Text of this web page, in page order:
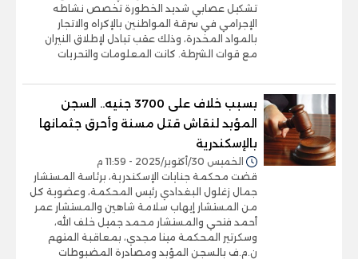
تشكيل عصابي شديد الخطورة تخصص نشاطه
الإجرامي في سرقة المواطنين بالإكراه والاتجار
بالمواد المخدرة، وذلك عقب تبادل لإطلاق النيران
مع قوات الشرطة. كانت المعلومات والتحريات
بسبب خلاف على 3700 جنيه.. السجن
المؤبد لنقاش قتل مسنة وأحرق جثمانها
بالإسكندرية
الخميس 30/أكتوبر/2025 - 11:59 م
قضت محكمة جنايات الإسكندرية، برئاسة المستشار
جمال زغلول البغدادي رئيس المحكمة، وعضوية كل
من المستشار إيهاب سلامة شاهين والمستشار عمر
أحمد فتحي والمستشار محمد جميل خلف الله،
وسكرتير المحكمة مينا مجدي، بمعاقبة المتهم
ن.م.ف بالسجن المؤبد ومصادرة المضبوطات